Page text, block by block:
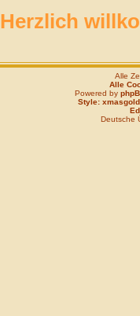
Herzlich
Alle
Alle
Powered by
Style: xmasgold
Deutsche